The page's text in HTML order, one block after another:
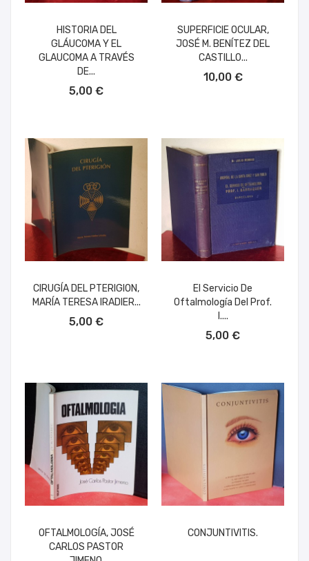
HISTORIA DEL
GLÁUCOMA Y EL
GLAUCOMA A TRAVÉS
DE...
5,00 €
SUPERFICIE OCULAR,
JOSÉ M. BENÍTEZ DEL
CASTILLO...
10,00 €
CIRUGÍA DEL PTERIGION,
MARÍA TERESA IRADIER...
5,00 €
El Servicio De
Oftalmología Del Prof.
I....
5,00 €
OFTALMOLOGÍA, JOSÉ
CARLOS PASTOR
CONJUNTIVITIS.